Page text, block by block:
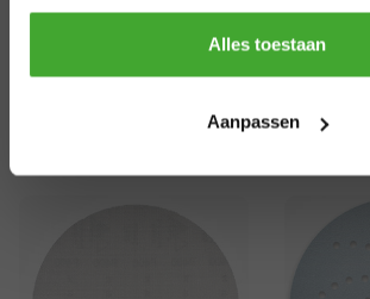
Alles toestaan
Aanpassen